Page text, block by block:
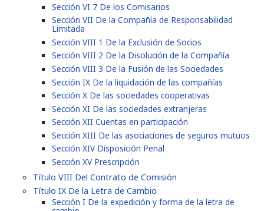
Sección VI 7 De los Comisarios
Sección VII De la Compañía de Responsabilidad
Limitada
Sección VIII 1 De la Exclusión de Socios
Sección VIII 2 De la Disolución de la Compañía
Sección VIII 3 De la Fusión de las Sociedades
Sección IX De la liquidación de las compañías
Sección X De las sociedades cooperativas
Sección XI De las sociedades extranjeras
Sección XII Cuentas en participación
Sección XIII De las asociaciones de seguros mutuos
Sección XIV Disposición Penal
Sección XV Prescripción
Título VIII Del Contrato de Comisión
Título IX De la Letra de Cambio
Sección I De la expedición y forma de la letra de